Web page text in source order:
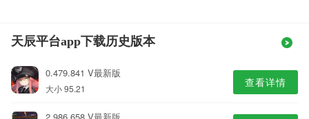
天辰平台app下载历史版本
0.479.841 V最新版
大小 95.21 查看详情